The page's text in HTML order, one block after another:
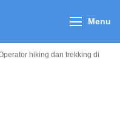
Menu
hiking dan trekking di